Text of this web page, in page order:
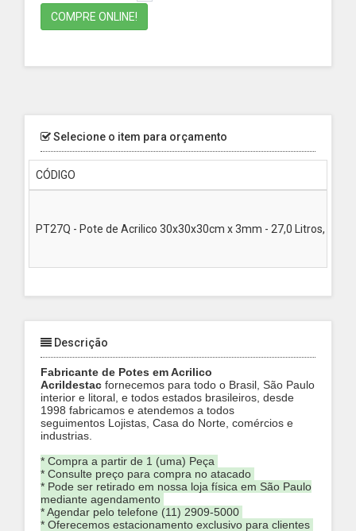
COMPRE ONLINE!
Selecione o item para orçamento
CÓDIGO
PT27Q - Pote de Acrilico 30x30x30cm x 3mm - 27,0 Litros,
Descrição
Fabricante de Potes em Acrilico
Acrildestac fornecemos para todo o Brasil, São Paulo
interior e litoral, e todos estados brasileiros, desde
1998 fabricamos e atendemos a todos
seguimentos Lojistas, Casa do Norte, comércios e
industrias.
* Compra a partir de 1 (uma) Peça
* Consulte preço para compra no atacado
* Pode ser retirado em nossa loja física em São Paulo
mediante agendamento
* Agendar pelo telefone (11) 2909-5000
* Oferecemos estacionamento exclusivo para clientes